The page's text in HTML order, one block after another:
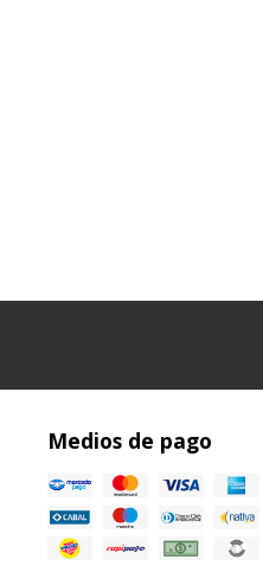
Medios de pago